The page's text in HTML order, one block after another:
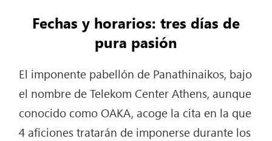
Fechas y horarios: tres días de
pura pasión
El imponente pabellón de Panathinaikos, bajo
el nombre de Telekom Center Athens, aunque
conocido como OAKA, acoge la cita en la que
4 aficiones tratarán de imponerse durante los